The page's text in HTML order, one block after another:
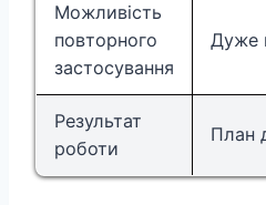
Можливість
повторного
застосування
Дуже
Результат
роботи
План